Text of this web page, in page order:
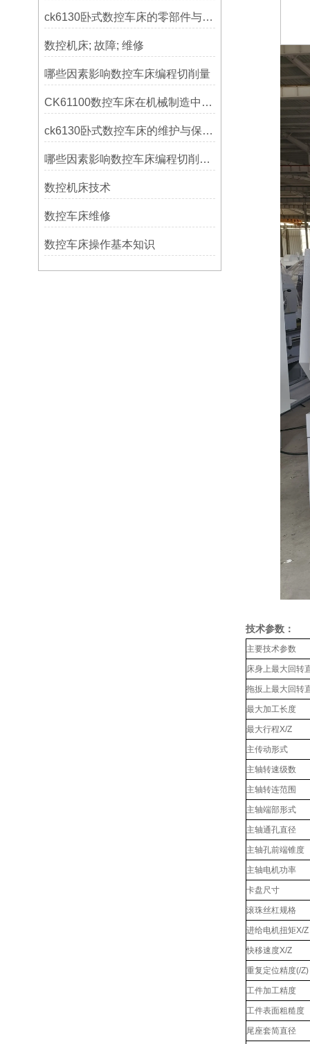
ck6130卧式数控车床的零部件与配置解析
数控机床; 故障; 维修
哪些因素影响数控车床编程切削量
CK61100数控车床在机械制造中的实际表现
ck6130卧式数控车床的维护与保养策略
哪些因素影响数控车床编程切削量？
数控机床技术
数控车床维修
数控车床操作基本知识
技术参数：
主要技术参数
床身上最大回转
拖扳上最大回转
最大加工长度
最大行程X/Z
主传动形式
主轴转速级数
主轴转连范围
主轴端部形式
主轴通孔直径
主轴孔前端锥度
主轴电机功率
卡盘尺寸
滚珠丝杠规格
进给电机扭矩X/Z
快移速度X/Z
重复定位精度(/Z)
工件加工精度
工件表面粗糙度
尾座套简直径